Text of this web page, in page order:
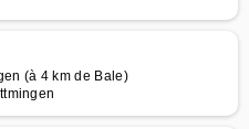
(à 4 km de Bale)